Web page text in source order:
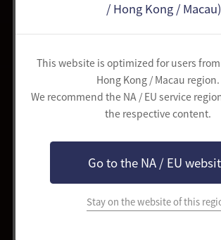
/ Hong Kong / Macau)
This website is optimized for users
Hong Kong / Macau region.
We recommend the NA / EU service
the respective content.
Go to the NA / EU
Stay on the website of this
[活動]套裝箱子·精品 10個
[活動]套裝箱子·精品 5個
[活動]套裝箱子·精品 2個
[活動]套裝箱子·精品 1個